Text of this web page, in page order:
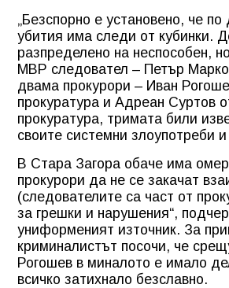
„Безспорно е установено, че по
убития има следи от кубинки.
разпределено на неспособен,
МВР следовател – Петър
двама прокурори – Иван
прокуратура и Адреан Суртов
прокуратура, тримата били
своите системни злоупотреби
В Стара Загора обаче има
прокурори да не се закачат
(следователите са част от
за грешки и нарушения“,
униформеният източник. За
криминалистът посочи, че
Рогошев в миналото е имало
всичко затихнало безславно.